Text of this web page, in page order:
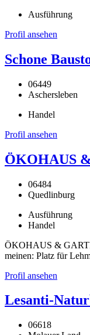
Ausführung
Profil ansehen
Schone
06449
Aschersleben
Handel
Profil ansehen
ÖKOHAUS
06484
Quedlinburg
Ausführung
Handel
ÖKOHAUS &
meinen: Platz für
Profil ansehen
Lesanti-
06618